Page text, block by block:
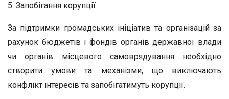
5. Запобігання корупції
За підтримки громадських ініціатив та організацій за
рахунок бюджетів і фондів органів державної влади
чи органів місцевого самоврядування необхідно
створити умови та механізми, що виключають
конфлікт інтересів та запобігатимуть корупції.